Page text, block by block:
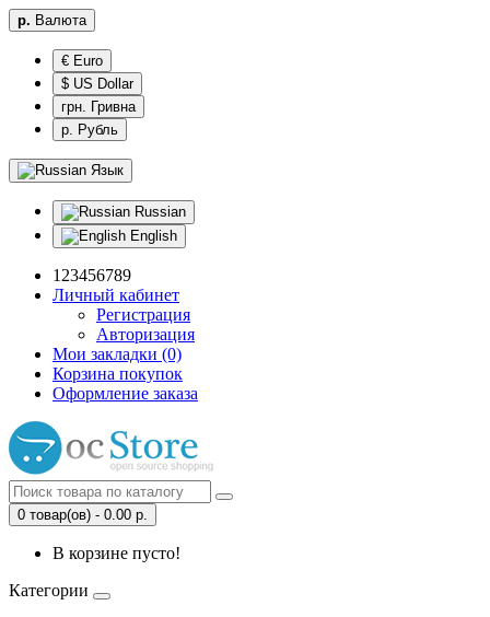
р. Валюта
€ Euro
$ US Dollar
грн. Гривна
р. Рубль
Язык
Russian
English
123456789
Личный кабинет
Регистрация
Авторизация
Мои закладки (0)
Корзина покупок
Оформление заказа
0 товар(ов) - 0.00 р.
В корзине пусто!
Категории